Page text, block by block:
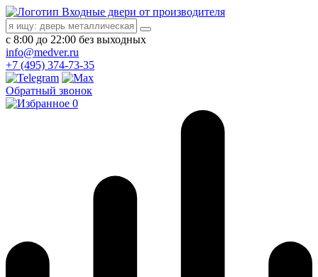
Входные двери от производителя
с 8:00 до 22:00 без выходных
info@medver.ru
+7 (495) 374-73-35
Обратный звонок
0